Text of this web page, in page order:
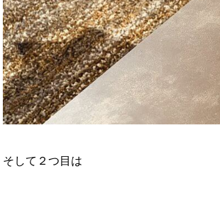
そして２つ目は